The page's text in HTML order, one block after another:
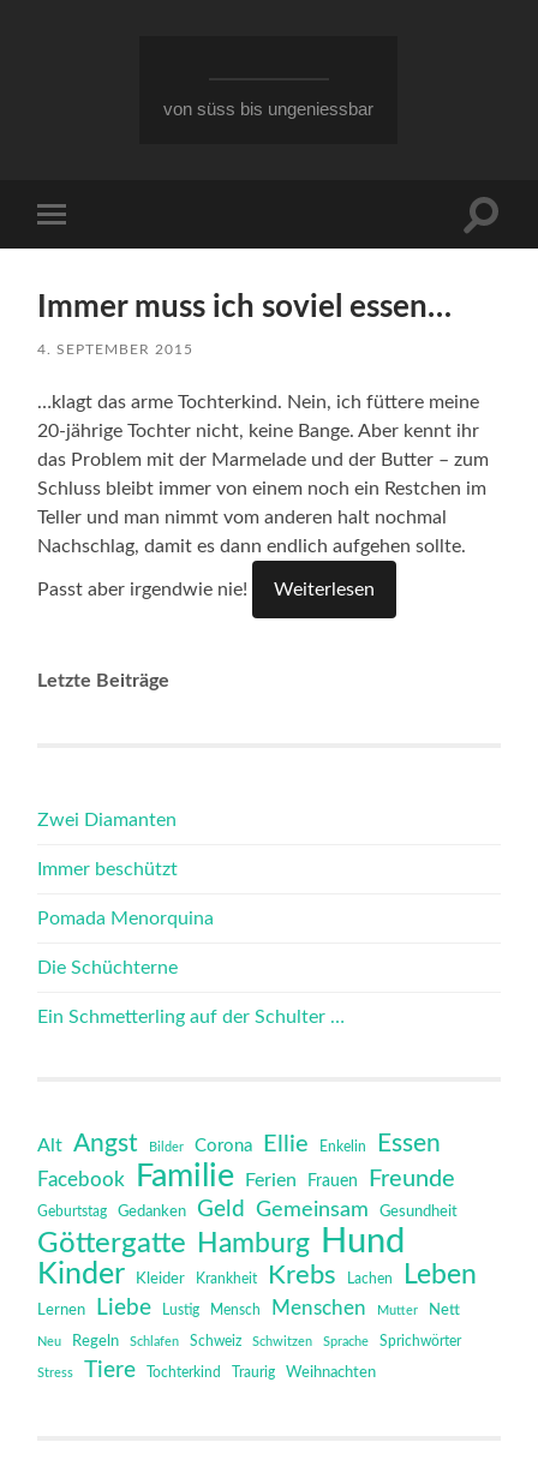
von süss bis ungeniessbar
Menü
Immer muss ich soviel essen…
4. SEPTEMBER 2015
…klagt das arme Tochterkind. Nein, ich füttere meine
20-jährige Tochter nicht, keine Bange. Aber kennt ihr
das Problem mit der Marmelade und der Butter – zum
Schluss bleibt immer von einem noch ein Restchen im
Teller und man nimmt vom anderen halt nochmal
Nachschlag, damit es dann endlich aufgehen sollte.
Passt aber irgendwie nie! Weiterlesen
Letzte Beiträge
Zwei Diamanten
Immer beschützt
Pomada Menorquina
Die Schüchterne
Ein Schmetterling auf der Schulter …
Alt Angst Bilder Corona Ellie Enkelin Essen
Facebook Familie Ferien Frauen Freunde
Geburtstag Gedanken Geld Gemeinsam Gesundheit
Göttergatte Hamburg Hund
Kinder Kleider Krankheit Krebs Lachen Leben
Lernen Liebe Lustig Mensch Menschen Mutter Nett
Neu Regeln Schlafen Schweiz Schwitzen Sprache Sprichwörter
Stress Tiere Tochterkind Traurig Weihnachten